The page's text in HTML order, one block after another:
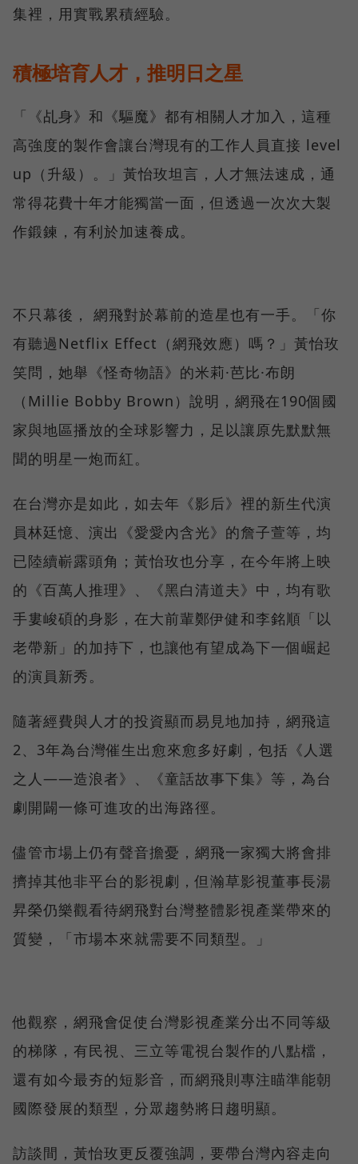
集裡，用實戰累積經驗。
積極培育人才，推明日之星
「《乩身》和《驅魔》都有相關人才加入，這種
高強度的製作會讓台灣現有的工作人員直接 level
up（升級）。」黃怡玫坦言，人才無法速成，通
常得花費十年才能獨當一面，但透過一次次大製
作鍛鍊，有利於加速養成。
不只幕後， 網飛對於幕前的造星也有一手。「你
有聽過Netflix Effect（網飛效應）嗎？」黃怡玫
笑問，她舉《怪奇物語》的米莉·芭比·布朗
（Millie Bobby Brown）說明，網飛在190個國
家與地區播放的全球影響力，足以讓原先默默無
聞的明星一炮而紅。
在台灣亦是如此，如去年《影后》裡的新生代演
員林廷憶、演出《愛愛內含光》的詹子萱等，均
已陸續嶄露頭角；黃怡玫也分享，在今年將上映
的《百萬人推理》、《黑白清道夫》中，均有歌
手婁峻碩的身影，在大前輩鄭伊健和李銘順「以
老帶新」的加持下，也讓他有望成為下一個崛起
的演員新秀。
隨著經費與人才的投資顯而易見地加持，網飛這
2、3年為台灣催生出愈來愈多好劇，包括《人選
之人——造浪者》、《童話故事下集》等，為台
劇開闢一條可進攻的出海路徑。
儘管市場上仍有聲音擔憂，網飛一家獨大將會排
擠掉其他非平台的影視劇，但瀚草影視董事長湯
昇榮仍樂觀看待網飛對台灣整體影視產業帶來的
質變，「市場本來就需要不同類型。」
他觀察，網飛會促使台灣影視產業分出不同等級
的梯隊，有民視、三立等電視台製作的八點檔，
還有如今最夯的短影音，而網飛則專注瞄準能朝
國際發展的類型，分眾趨勢將日趨明顯。
訪談間，黃怡玫更反覆強調，要帶台灣內容走向